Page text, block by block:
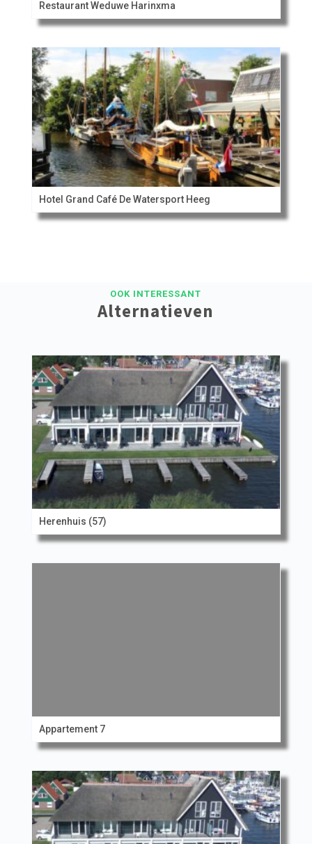
Restaurant Weduwe Harinxma
Hotel Grand Café De Watersport Heeg
OOK INTERESSANT
Alternatieven
Herenhuis (57)
Appartement 7